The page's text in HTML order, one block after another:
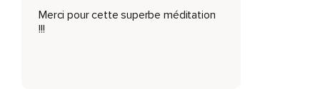
Ou au contraire,
Merci pour cette superbe méditation
!!!